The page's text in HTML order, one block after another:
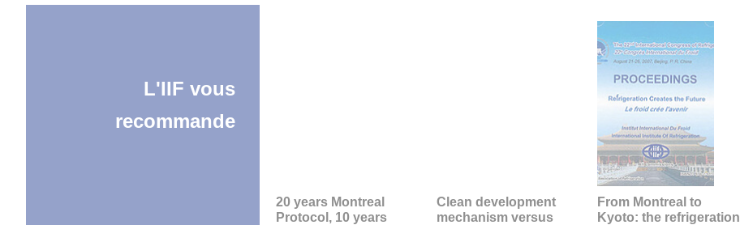
L'IIF vous
recommande
20 years Montreal
Protocol, 10 years
Clean development
mechanism versus
From Montreal to
Kyoto: the refrigeration